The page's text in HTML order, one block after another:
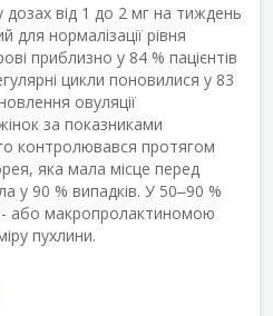
дозах від 1 до 2 мг на тиждень
для нормалізації рівня
приблизно у 84 % пацієнтів
цикли поновилися у 83
овуляції
за показниками
контролювався протягом
яка мала місце перед
у 90 % випадків. У 50‒90 %
або макропролактиномою
пухлини.